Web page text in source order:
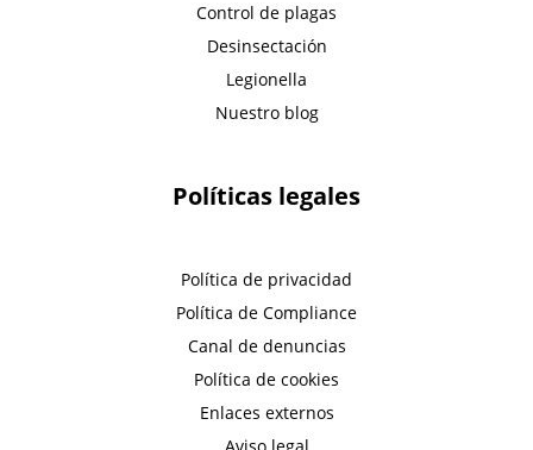
Control de plagas
Desinsectación
Legionella
Nuestro blog
Políticas legales
Política de privacidad
Política de Compliance
Canal de denuncias
Política de cookies
Enlaces externos